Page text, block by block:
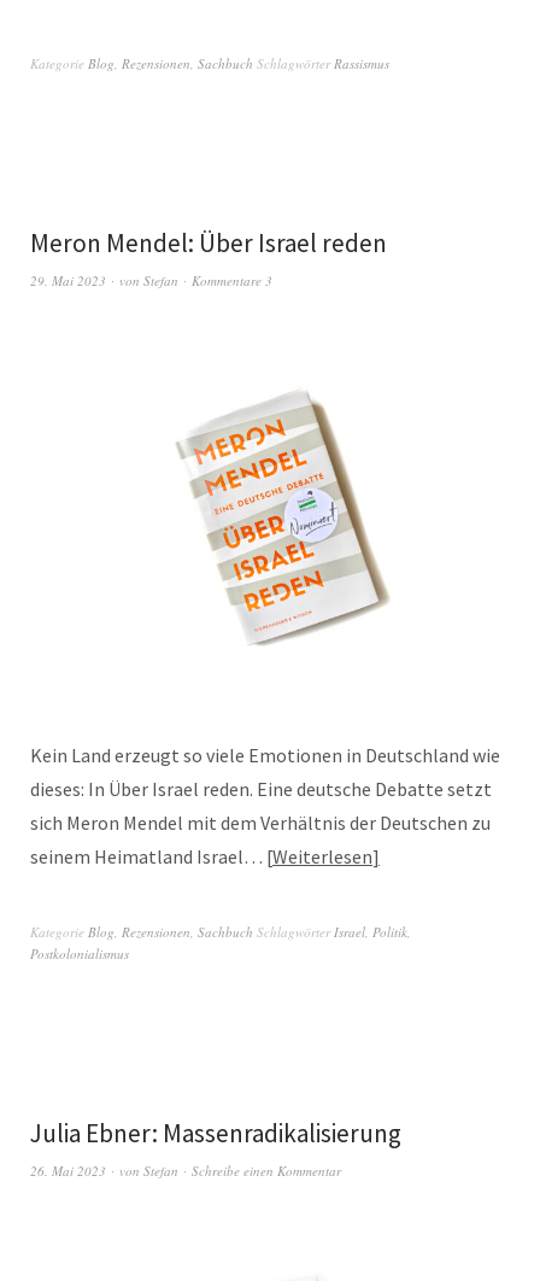
Kategorie Blog, Rezensionen, Sachbuch SchlagwörterRassismus
Meron Mendel: Über Israel reden
29. Mai 2023 von Stefan Kommentare 3
Kein Land erzeugt so viele Emotionen in Deutschland wie
dieses: In Über Israel reden. Eine deutsche Debatte setzt
sich Meron Mendel mit dem Verhältnis der Deutschen zu
seinem Heimatland Israel… Weiterlesen
Kategorie Blog Rezensionen Sachbuch Schlagwörter Israel Politik
Postkolonialismus
Julia Ebner: Massenradikalisierung
26. Mai 2023 von Stefan Schreibe einen Kommentar